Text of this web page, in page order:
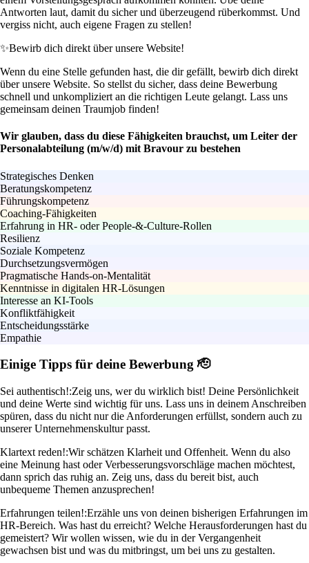
Antworten laut, damit du sicher und überzeugend rüberkommst. Und
vergiss nicht, auch eigene Fragen zu stellen!
✨Bewirb dich direkt über unsere Website!
Wenn du eine Stelle gefunden hast, die dir gefällt, bewirb dich direkt
über unsere Website. So stellst du sicher, dass deine Bewerbung
schnell und unkompliziert an die richtigen Leute gelangt. Lass uns
gemeinsam deinen Traumjob finden!
Wir glauben, dass du diese Fähigkeiten brauchst, um Leiter der
Personalabteilung (m/w/d) mit Bravour zu bestehen
Strategisches Denken
Beratungskompetenz
Führungskompetenz
Coaching-Fähigkeiten
Erfahrung in HR- oder People-&-Culture-Rollen
Resilienz
Soziale Kompetenz
Durchsetzungsvermögen
Pragmatische Hands-on-Mentalität
Kenntnisse in digitalen HR-Lösungen
Interesse an KI-Tools
Konfliktfähigkeit
Entscheidungsstärke
Empathie
Einige Tipps für deine Bewerbung 🫡
Sei authentisch!:Zeig uns, wer du wirklich bist! Deine Persönlichkeit
und deine Werte sind wichtig für uns. Lass uns in deinem Anschreiben
spüren, dass du nicht nur die Anforderungen erfüllst, sondern auch zu
unserer Unternehmenskultur passt.
Klartext reden!:Wir schätzen Klarheit und Offenheit. Wenn du also
eine Meinung hast oder Verbesserungsvorschläge machen möchtest,
dann sprich das ruhig an. Zeig uns, dass du bereit bist, auch
unbequeme Themen anzusprechen!
Erfahrungen teilen!:Erzähle uns von deinen bisherigen Erfahrungen im
HR-Bereich. Was hast du erreicht? Welche Herausforderungen hast du
gemeistert? Wir wollen wissen, wie du in der Vergangenheit
gewachsen bist und was du mitbringst, um bei uns zu gestalten.